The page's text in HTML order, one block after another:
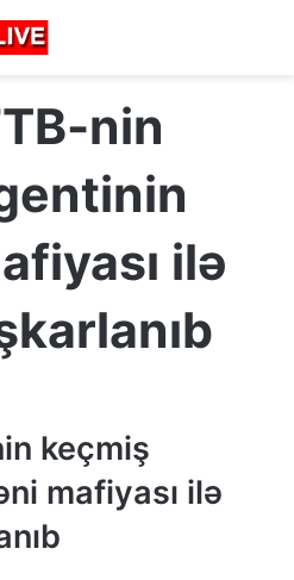
nin
ilə
keçmiş
mafiyası ilə